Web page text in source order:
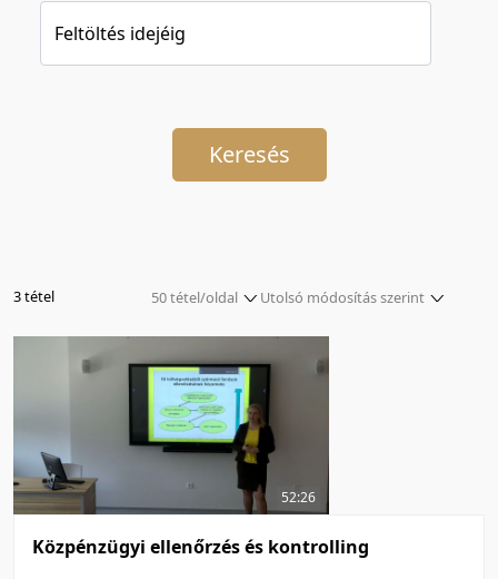
Feltöltés idejéig
Keresés
Utolsó módosítás szerint
Relevancia szerint
Kezdés/felvétel dátuma szerint
Feltöltés dátuma szerint
Feltöltés dátuma szerint
Utolsó módosítás szerint
Utolsó módosítás szerint
3 tétel
50 tétel/oldal
5 tétel/oldal
10 tétel/oldal
20 tétel/oldal
50 tétel/oldal
100 tétel/oldal
52:26
Közpénzügyi ellenőrzés és kontrolling